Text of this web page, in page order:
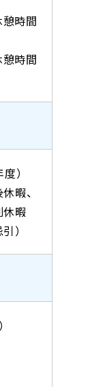
時間
時間
）
暇、
暇
）